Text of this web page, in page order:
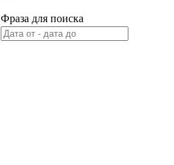
Фраза для поиска